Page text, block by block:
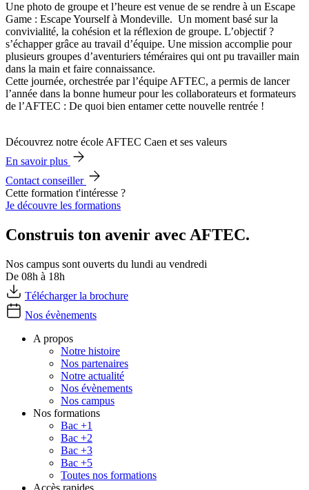
Une photo de groupe et l’heure est venue de se rendre à un Escape
Game : Escape Yourself à Mondeville. Un moment basé sur la
convivialité, la cohésion et la réflexion de groupe. L’objectif ?
s’échapper grâce au travail d’équipe. Une mission accomplie pour
plusieurs groupes d’aventuriers téméraires qui ont pu travailler main
dans la main et faire connaissance.
Cette journée, orchestrée par l’équipe AFTEC, a permis de lancer
l’année dans la bonne humeur pour les collaborateurs et formateurs
de l’AFTEC : De quoi bien entamer cette nouvelle rentrée !
Découvrez notre école AFTEC Caen et ses valeurs
En savoir plus
Contact conseiller
Cette formation t'intéresse ?
Je découvre les formations
Construis ton avenir avec AFTEC.
Nos campus sont ouverts du lundi au vendredi
De 08h à 18h
Télécharger la brochure
Nos évènements
A propos
Notre histoire
Nos partenaires
Notre actualité
Nos évènements
Nos campus
Nos formations
Bac +1
Bac +2
Bac +3
Bac +5
Toutes nos formations